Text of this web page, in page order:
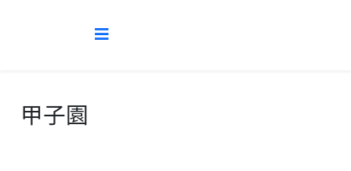
甲子園